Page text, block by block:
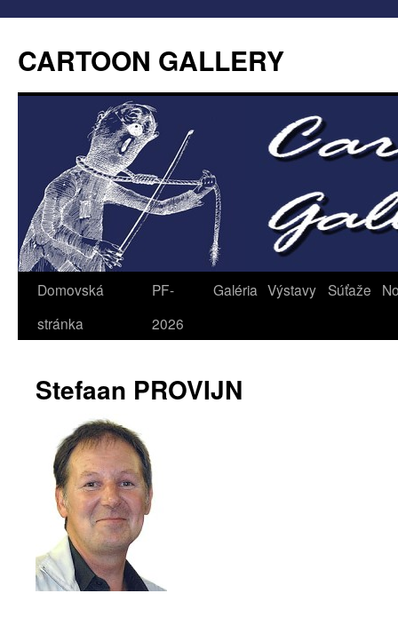
CARTOON GALLERY
Domovská
stránka
PF-
2026
Galéria Výstavy Súťaže
Stefaan PROVIJN